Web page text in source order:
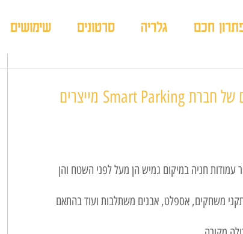
חכם גלריה סרטונים שימושים
פתרונות החניה החכמים והמתקדמים של חברת Smart Parking מייצרים
חניה במיקום גמיש הן מעל לפני השטח והן
משחקים, אספלט, אבנים משתלבות ועוד בהתאם